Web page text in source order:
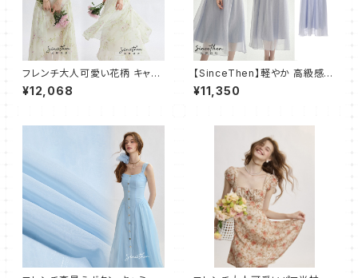
フレンチ大人可愛い花柄 キャミ
ワンピース フレア ロング
¥12,068
【SinceThen】軽やか 高級感
パフ マキシ丈 ワンピース ドレス
¥11,350